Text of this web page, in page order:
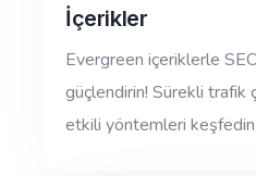
İçerikler
Evergreen içeriklerle
güçlendirin! Sürekli trafik
etkili yöntemleri keşfedin.